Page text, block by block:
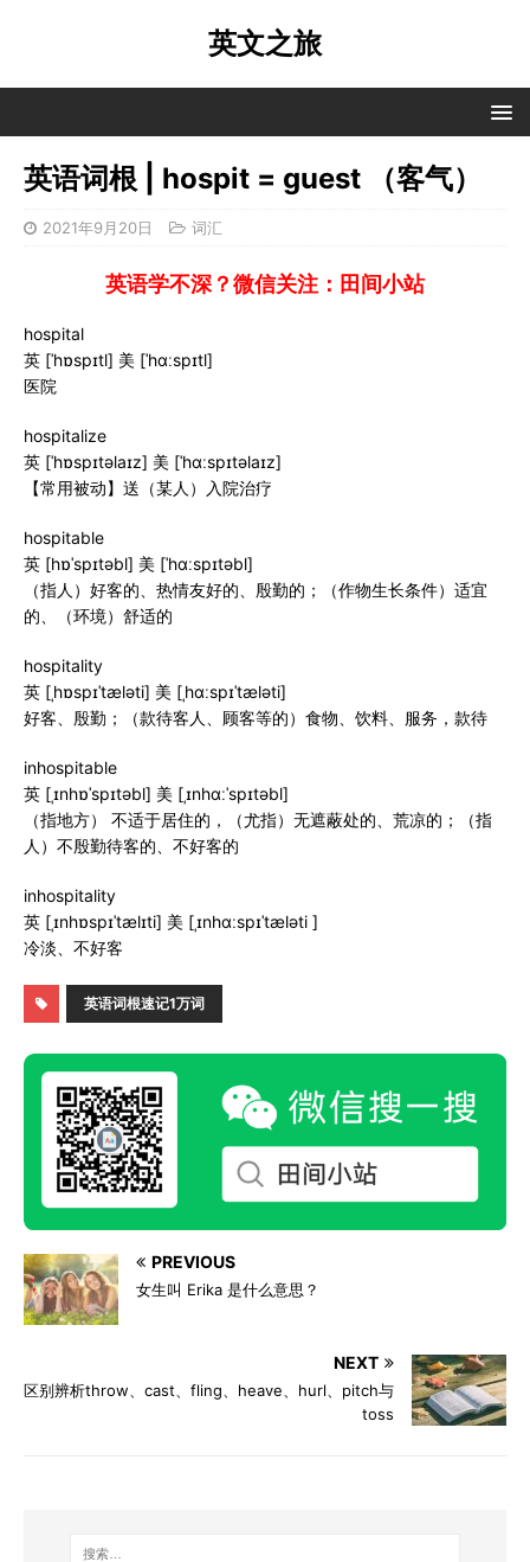
英文之旅
英语词根 | hospit = guest （客气）
2021年9月20日 词汇
英语学不深？微信关注：田间小站
hospital
英 [ˈhɒspɪtl] 美 [ˈhɑːspɪtl]
医院
hospitalize
英 [ˈhɒspɪtəlaɪz] 美 [ˈhɑːspɪtəlaɪz]
【常用被动】送（某人）入院治疗
hospitable
英 [hɒˈspɪtəbl] 美 [ˈhɑːspɪtəbl]
（指人）好客的、热情友好的、殷勤的；（作物生长条件）适宜
的、（环境）舒适的
hospitality
英 [ˌhɒspɪˈtæləti] 美 [ˌhɑːspɪˈtæləti]
好客、殷勤；（款待客人、顾客等的）食物、饮料、服务，款待
inhospitable
英 [ˌɪnhɒˈspɪtəbl] 美 [ˌɪnhɑːˈspɪtəbl]
（指地方） 不适于居住的，（尤指）无遮蔽处的、荒凉的；（指
人）不殷勤待客的、不好客的
inhospitality
英 [ˌɪnhɒspɪˈtælɪti] 美 [ˌɪnhɑːspɪˈtæləti ]
冷淡、不好客
英语词根速记1万词
PREVIOUS
女生叫 Erika 是什么意思？
NEXT
区别辨析throw、cast、fling、heave、hurl、pitch与
toss